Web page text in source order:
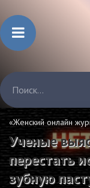
«Женский онлайн
Ученые
перестать
зубную